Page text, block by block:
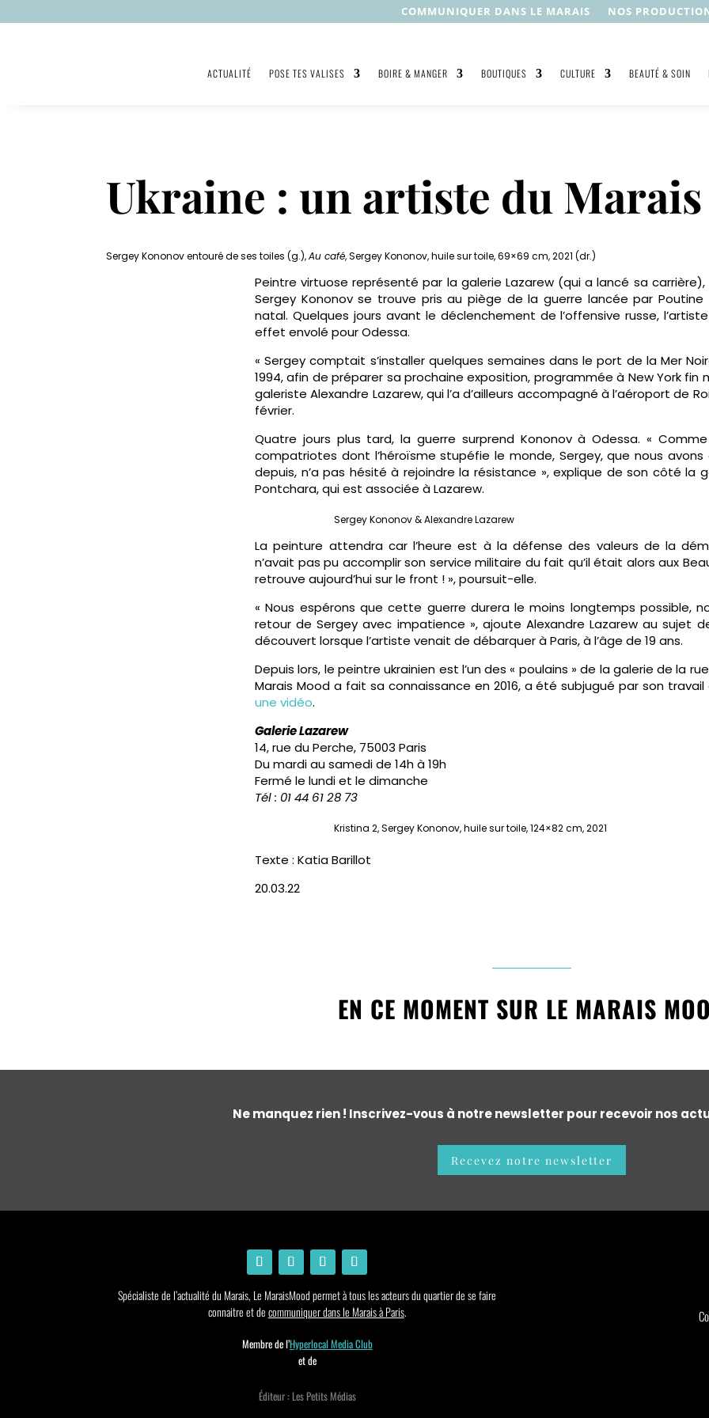
COMMUNIQUER DANS LE MARAIS NOS
ACTUALITÉ POSE TES VALISES BOIRE & MANGER BOUTIQUES CULTURE BEAUTÉ & SOIN
Ukraine : un artiste du
Sergey Kononov entouré de ses toiles (g.),Au café, Sergey Kononov, huile sur toile, 69×69 cm, 2021 (dr.)
Peintre virtuose représenté par la galerie Lazarew (qui a lancé sa carrière),
Sergey Kononov se trouve pris au piège de la guerre lancée par
natal. Quelques jours avant le déclenchement de l’offensive russe,
effet envolé pour Odessa.
« Sergey comptait s’installer quelques semaines dans le port de la Mer
1994, afin de préparer sa prochaine exposition, programmée à New York fin
galeriste Alexandre Lazarew, qui l’a d’ailleurs accompagné à l’aéroport de
février.
Quatre jours plus tard, la guerre surprend Kononov à Odessa. «
compatriotes dont l’héroïsme stupéfie le monde, Sergey, que nous
depuis, n’a pas hésité à rejoindre la résistance », explique de son côté la
Pontchara, qui est associée à Lazarew.
Sergey Kononov & Alexandre Lazarew
La peinture attendra car l’heure est à la défense des valeurs de la
n’avait pas pu accomplir son service militaire du fait qu’il était alors aux
retrouve aujourd’hui sur le front ! », poursuit-elle.
« Nous espérons que cette guerre durera le moins longtemps possible,
retour de Sergey avec impatience », ajoute Alexandre Lazarew au sujet
découvert lorsque l’artiste venait de débarquer à Paris, à l’âge de 19 ans.
Depuis lors, le peintre ukrainien est l’un des « poulains » de la galerie de la
Marais Mood a fait sa connaissance en 2016, a été subjugué par son
une vidéo.
Galerie Lazarew
14, rue du Perche, 75003 Paris
Du mardi au samedi de 14h à 19h
Fermé le lundi et le dimanche
Tél : 01 44 61 28 73
Kristina 2, Sergey Kononov, huile sur toile, 124×82 cm, 2021
Texte : Katia Barillot
20.03.22
EN CE MOMENT SUR LE MARAIS
Ne manquez rien ! Inscrivez-vous à notre newsletter pour recevoir nos
Recevez notre newsletter
Spécialiste de l’actualité du Marais, Le MaraisMood permet à tous les acteurs du quartier de se faire
connaitre et decommuniquer dans le Marais à Paris.
Membre de l’Hyperlocal Media Club
et de
Éditeur : Les Petits Médias